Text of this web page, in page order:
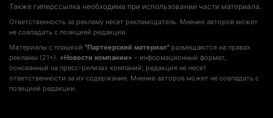
Также гиперссылка необходима при использовании части материала.
Ответственность за рекламу несет рекламодатель. Мнение авторов может
не совпадать с позицией редакции.
Материалы с плашкой "Партнерский материал" размещаются на правах
рекламы (21+). «Новости компании» – информационный формат,
основанный на пресс-релизах компаний; редакция не несет
ответственности за их содержание. Мнение авторов может не совпадать с
позицией редакции.